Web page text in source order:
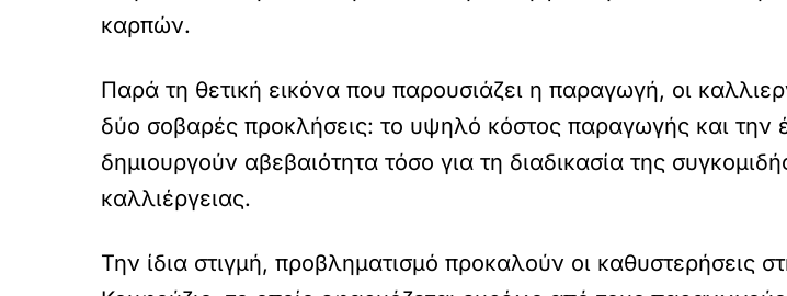
καρπών.
Παρά τη θετική εικόνα που παρουσιάζει η παραγωγή, οι
δύο σοβαρές προκλήσεις: το υψηλό κόστος παραγωγής και
δημιουργούν αβεβαιότητα τόσο για τη διαδικασία της
καλλιέργειας.
Την ίδια στιγμή, προβληματισμό προκαλούν οι καθυστερήσεις